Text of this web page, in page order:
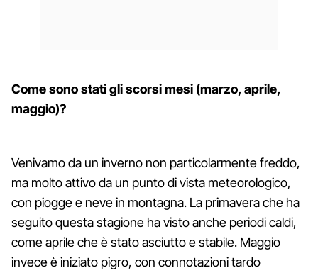
Come sono stati gli scorsi mesi (marzo, aprile,
maggio)?
Venivamo da un inverno non particolarmente freddo,
ma molto attivo da un punto di vista meteorologico,
con piogge e neve in montagna. La primavera che ha
seguito questa stagione ha visto anche periodi caldi,
come aprile che è stato asciutto e stabile. Maggio
invece è iniziato pigro, con connotazioni tardo